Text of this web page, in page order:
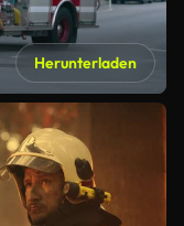
Herunterladen